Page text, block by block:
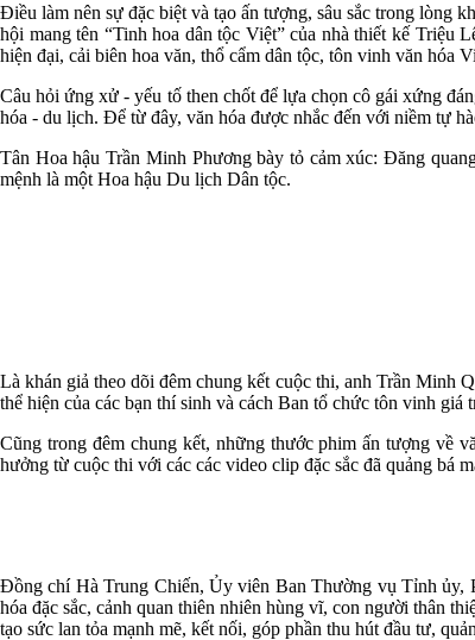
Điều làm nên sự đặc biệt và tạo ấn tượng, sâu sắc trong lòng
hội mang tên “Tinh hoa dân tộc Việt” của nhà thiết kế Triệu
hiện đại, cải biên hoa văn, thổ cẩm dân tộc, tôn vinh văn hóa
Câu hỏi ứng xử - yếu tố then chốt để lựa chọn cô gái xứng
hóa - du lịch. Để từ đây, văn hóa được nhắc đến với niềm tự
Tân Hoa hậu Trần Minh Phương bày tỏ cảm xúc: Đăng
mệnh là một Hoa hậu Du lịch Dân tộc.
Là khán giả theo dõi đêm chung kết cuộc thi, anh Trần Minh
thể hiện của các bạn thí sinh và cách Ban tổ chức tôn vinh giá
Cũng trong đêm chung kết, những thước phim ấn tượng về
hưởng từ cuộc thi với các các video clip đặc sắc đã quảng bá
Đồng chí Hà Trung Chiến, Ủy viên Ban Thường vụ Tỉnh ủy,
hóa đặc sắc, cảnh quan thiên nhiên hùng vĩ, con người thân
tạo sức lan tỏa mạnh mẽ, kết nối, góp phần thu hút đầu tư,